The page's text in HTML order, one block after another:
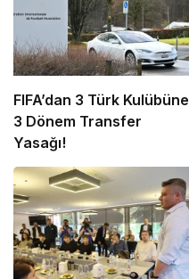
FIFA’dan 3 Türk Kulübüne
3 Dönem Transfer
Yasağı!